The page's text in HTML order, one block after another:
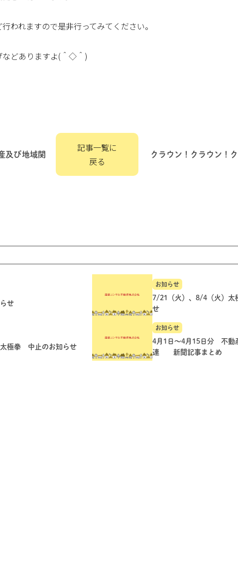
われますので是非行ってみてください。
などありますよ(＾◇＾)
及び地域関
記事一覧に
戻る
クラウン！クラウン！
せ
お知らせ
7/21（火）、8/4（火）太
せ
太極拳 中止のお知らせ
お知らせ
4月1日～4月15日分 不動
連 新聞記事まとめ